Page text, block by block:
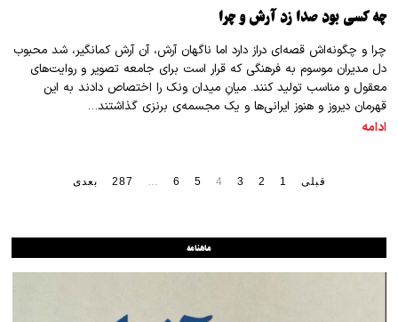
چه کسی بود صدا زد آرش و چرا
چرا و چگونه‌اش قصه‌ای دراز دارد اما نا‌گهان آرش، آن آرش کمانگیر، شد محبوب
دل مدیران موسوم به فرهنگی که قرار است برای جامعه تصویر و روایت‌های
معقول و مناسب تولید کنند. میانِ میدان ونک را اختصاص دادند به این
قهرمان دیروز و هنوز ایرانی‌ها و یک مجسمه‌‌ی برنزی گذاشتند…
ادامه
قبلی 1
2
3
4
5
6
…
287 بعدی
ماهنامه